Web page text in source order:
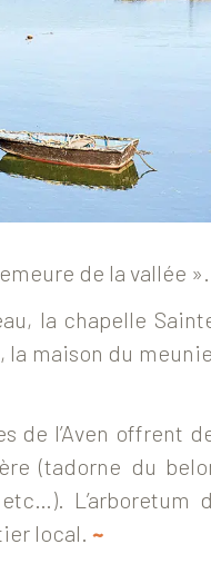
de la vallée ».
la chapelle
maison du
de l’Aven offrent
(tadorne du
L’arboretum
local. ~